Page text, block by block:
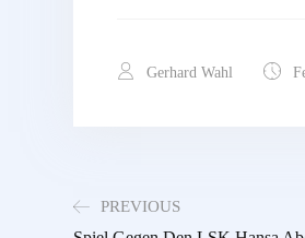
Gerhard Wahl
PREVIOUS